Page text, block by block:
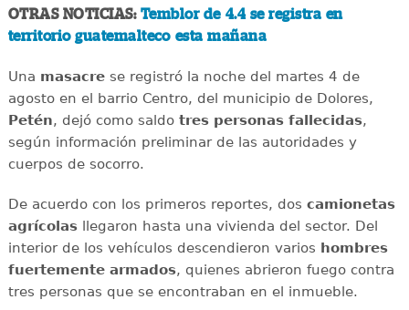
OTRAS NOTICIAS: Temblor de 4.4 se registra en
territorio guatemalteco esta mañana
Una masacrese registró la noche del martes 4 de
agosto en el barrio Centro, del municipio de Dolores,
Petén, dejó como saldo tres personas fallecidas,
según información preliminar de las autoridades y
cuerpos de socorro.
De acuerdo con los primeros reportes, dos camionetas
agrícolasllegaron hasta una vivienda del sector. Del
interior de los vehículos descendieron varios hombres
fuertemente armados, quienes abrieron fuego contra
tres personas que se encontraban en el inmueble.